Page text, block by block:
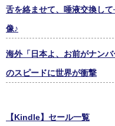
舌を絡ませて、唾液交換し
像♪
海外「日本よ、お前がナン
のスピードに世界が衝撃
【Kindle】セール一覧